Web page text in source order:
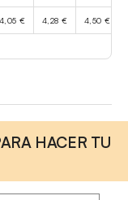
4,05 € 4,28 € 4,50 €
HACER TU